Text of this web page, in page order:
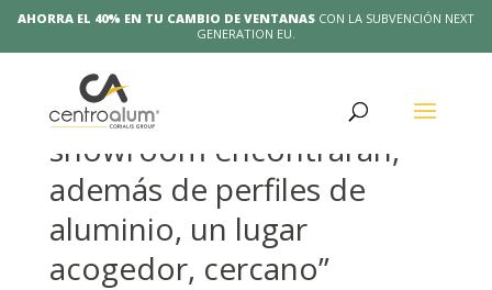
AHORRA EL 40% EN TU CAMBIO DE VENTANAS CON LA SUBVENCIÓN NEXT
GENERATION EU.
“Los visitantes al
showroom encontrarán,
además de perfiles de
aluminio, un lugar
acogedor, cercano”